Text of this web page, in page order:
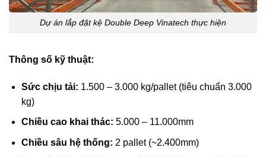
Dự án lắp đặt kệ Double Deep Vinatech thực hiện
Thông số kỹ thuật:
Sức chịu tải: 1.500 – 3.000 kg/pallet (tiêu chuẩn 3.000
kg)
Chiều cao khai thác: 5.000 – 11.000mm
Chiều sâu hệ thống: 2 pallet (~2.400mm)